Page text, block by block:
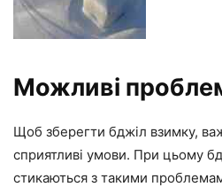
Можливі
Щоб зберегти бджіл взимку,
сприятливі умови. При цьому
стикаються з такими